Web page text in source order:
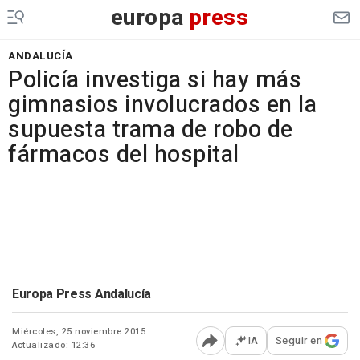
europa press
ANDALUCÍA
Policía investiga si hay más
gimnasios involucrados en la
supuesta trama de robo de
fármacos del hospital
Europa Press Andalucía
Miércoles, 25 noviembre 2015
Actualizado: 12:36
Abrir opciones para
IA Seguir en